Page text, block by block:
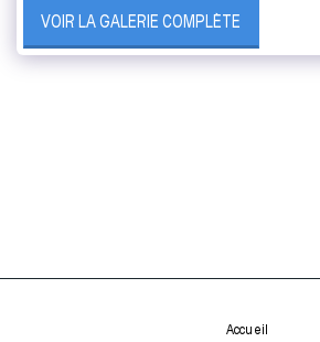
VOIR LA GALERIE COMPLÈTE
Accueil